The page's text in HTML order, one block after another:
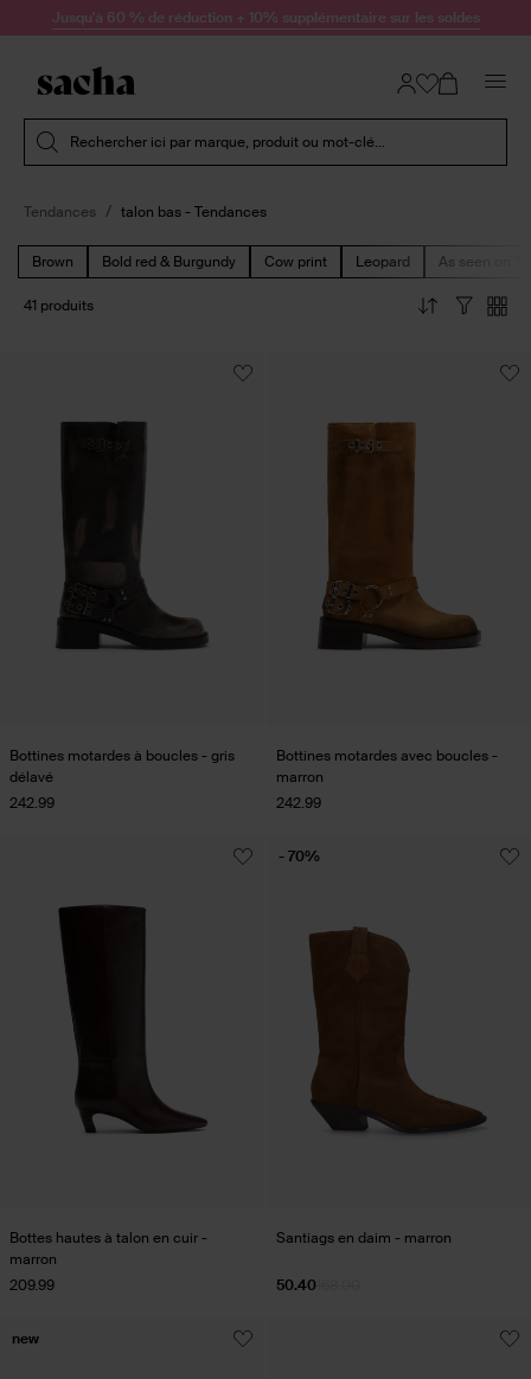
Passer au contenu
Jusqu'à 60 % de réduction + 10% supplémentaire sur les soldes
Rechercher ici par marque, produit ou mot-clé...
Tendances talon bas - Tendances
Brown Bold red & Burgundy Cow print Leopard As seen on
41 produits
Bottines motardes à boucles - gris
délavé
242.99
Bottines motardes avec boucles -
marron
242.99
Bottes hautes à talon en cuir -
marron
209.99
Santiags en daim - marron
50.40
- 70%
new